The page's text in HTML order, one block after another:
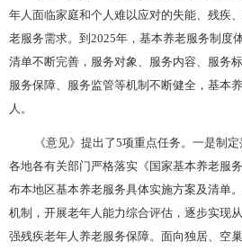
年人面临家庭和个人难以应对的失能、残疾
老服务需求。到2025年，基本养老服务制度
清单不断完善，服务对象、服务内容、服务
服务保障、服务监管等机制不断健全，基本
人。
《意见》提出了5项重点任务。一是制
各地各有关部门严格落实《国家基本养老服
布本地区基本养老服务具体实施方案及清单
机制，开展老年人能力综合评估，逐步实现
强残疾老年人养老服务保障。面向独居、空